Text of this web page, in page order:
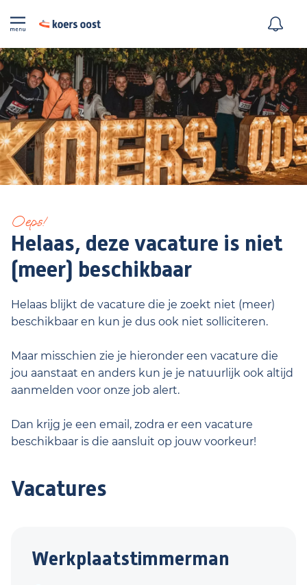
Oeps!
Helaas, deze vacature is niet
(meer) beschikbaar
Helaas blijkt de vacature die je zoekt niet (meer)
beschikbaar en kun je dus ook niet solliciteren.
Maar misschien zie je hieronder een vacature die
jou aanstaat en anders kun je je natuurlijk ook altijd
aanmelden voor onze job alert.
Dan krijg je een email, zodra er een vacature
beschikbaar is die aansluit op jouw voorkeur!
Vacatures
Werkplaatstimmerman